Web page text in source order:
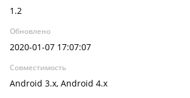
1.2
Обновлено
2020-01-07 17:07:07
Совместимость
Android 3.x, Android 4.x